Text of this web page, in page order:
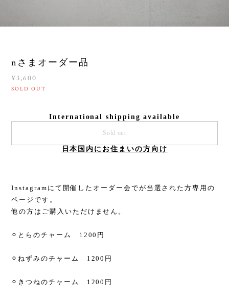
nさまオーダー品
¥3,600
SOLD OUT
International shipping available
Sold out
日本国内にお住まいの方向け
Instagramにて開催したオーダー会でが当選された方専用の
ページです。
他の方はご購入いただけません。
⚪︎とらのチャーム 1200円
⚪︎ねずみのチャーム 1200円
⚪︎きつねのチャーム 1200円